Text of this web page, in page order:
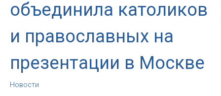
объединила католиков
и православных на
презентации в Москве
Новости